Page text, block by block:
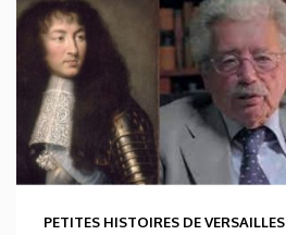
PETITES HISTOIRES DE VERSAILLES